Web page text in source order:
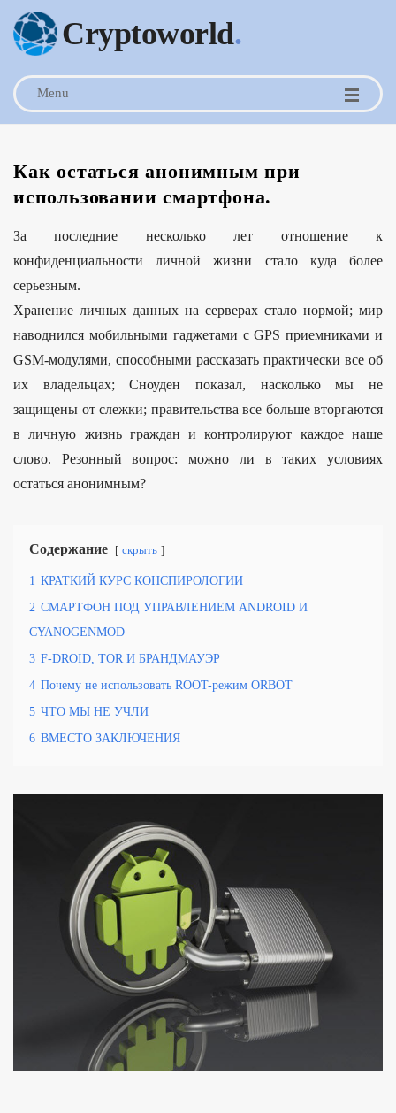
Cryptoworld.
Menu
Как остаться анонимным при
использовании смартфона.
За последние несколько лет отношение к
конфиденциальности личной жизни стало куда более
серьезным.
Хранение личных данных на серверах стало нормой; мир
наводнился мобильными гаджетами с GPS приемниками и
GSM-модулями, способными рассказать практически все об
их владельцах; Сноуден показал, насколько мы не
защищены от слежки; правительства все больше вторгаются
в личную жизнь граждан и контролируют каждое наше
слово. Резонный вопрос: можно ли в таких условиях
остаться анонимным?
Содержание скрыть
1 КРАТКИЙ КУРС КОНСПИРОЛОГИИ
2 СМАРТФОН ПОД УПРАВЛЕНИЕМ ANDROID И
CYANOGENMOD
3 F-DROID, TOR И БРАНДМАУЭР
4 Почему не использовать ROOT-режим ORBOT
5 ЧТО МЫ НЕ УЧЛИ
6 ВМЕСТО ЗАКЛЮЧЕНИЯ